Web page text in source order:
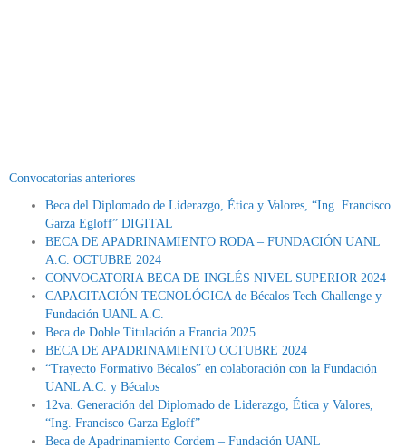
Convocatorias anteriores
Beca del Diplomado de Liderazgo, Ética y Valores, “Ing. Francisco
Garza Egloff” DIGITAL
BECA DE APADRINAMIENTO RODA – FUNDACIÓN UANL
A.C. OCTUBRE 2024
CONVOCATORIA BECA DE INGLÉS NIVEL SUPERIOR 2024
CAPACITACIÓN TECNOLÓGICA de Bécalos Tech Challenge y
Fundación UANL A.C.
Beca de Doble Titulación a Francia 2025
BECA DE APADRINAMIENTO OCTUBRE 2024
“Trayecto Formativo Bécalos” en colaboración con la Fundación
UANL A.C. y Bécalos
12va. Generación del Diplomado de Liderazgo, Ética y Valores,
“Ing. Francisco Garza Egloff”
Beca de Apadrinamiento Cordem – Fundación UANL